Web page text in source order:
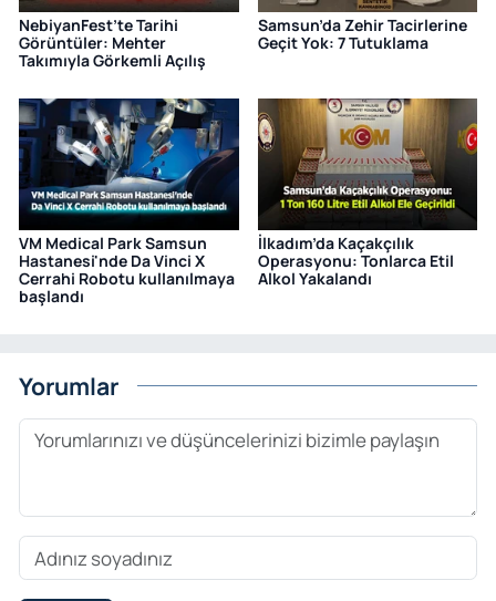
NebiyanFest’te Tarihi
Görüntüler: Mehter
Takımıyla Görkemli Açılış
Samsun’da Zehir Tacirlerine
Geçit Yok: 7 Tutuklama
VM Medical Park Samsun
Hastanesi'nde Da Vinci X
Cerrahi Robotu kullanılmaya
başlandı
İlkadım’da Kaçakçılık
Operasyonu: Tonlarca Etil
Alkol Yakalandı
Yorumlar